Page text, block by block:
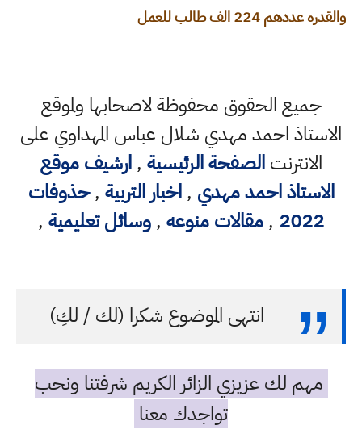
والقدره عددهم 224 الف طالب للعمل
جميع الحقوق محفوظة لاصحابها ولموقع
الاستاذ احمد مهدي شلال عباس المهداوي على
الانترنتالصفحة الرئيسية ,ارشيف موقع
الاستاذ احمد مهدي ,اخبار التربية ,حذوفات
2022
,مقالات منوعه ,وسائل تعليمية ,
انتهى الموضوع شكرا (لك / لكِ)
مهم لك عزيزي الزائر الكريم شرفتنا ونحب
تواجدك معنا